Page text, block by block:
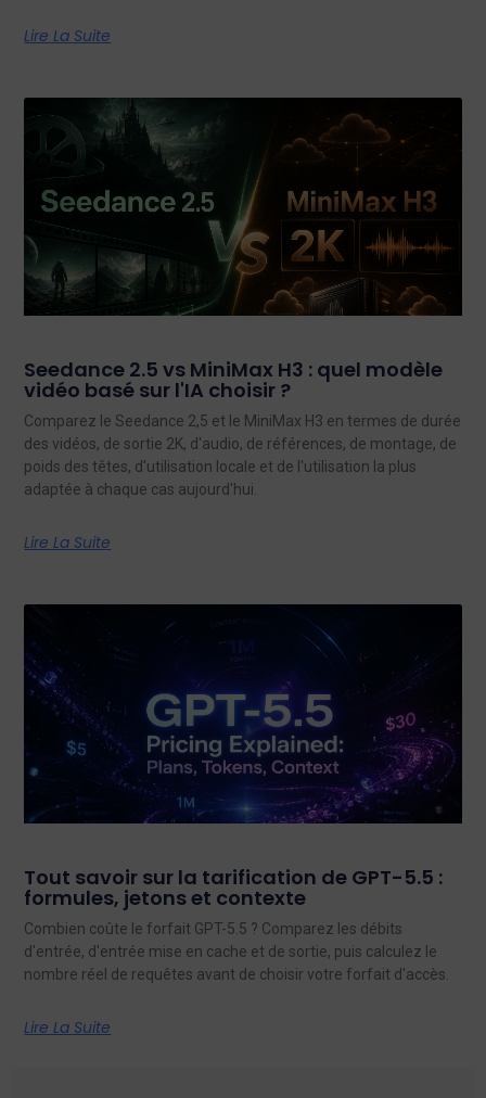
Lire La Suite
Seedance 2.5 vs MiniMax H3 : quel modèle
vidéo basé sur l'IA choisir ?
Comparez le Seedance 2,5 et le MiniMax H3 en termes de durée
des vidéos, de sortie 2K, d'audio, de références, de montage, de
poids des têtes, d'utilisation locale et de l'utilisation la plus
adaptée à chaque cas aujourd'hui.
Lire La Suite
Tout savoir sur la tarification de GPT-5.5 :
formules, jetons et contexte
Combien coûte le forfait GPT-5.5 ? Comparez les débits
d'entrée, d'entrée mise en cache et de sortie, puis calculez le
nombre réel de requêtes avant de choisir votre forfait d'accès.
Lire La Suite